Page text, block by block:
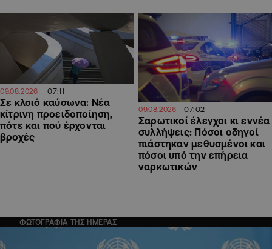
09.08.2026 07:11
Σε κλοιό καύσωνα: Νέα
κίτρινη προειδοποίηση,
πότε και πού έρχονται
βροχές
09.08.2026 07:02
Σαρωτικοί έλεγχοι κι εννέα
συλλήψεις: Πόσοι οδηγοί
πιάστηκαν μεθυσμένοι και
πόσοι υπό την επήρεια
ναρκωτικών
ΦΩΤΟΓΡΑΦΙΑ ΤΗΣ ΗΜΕΡΑΣ